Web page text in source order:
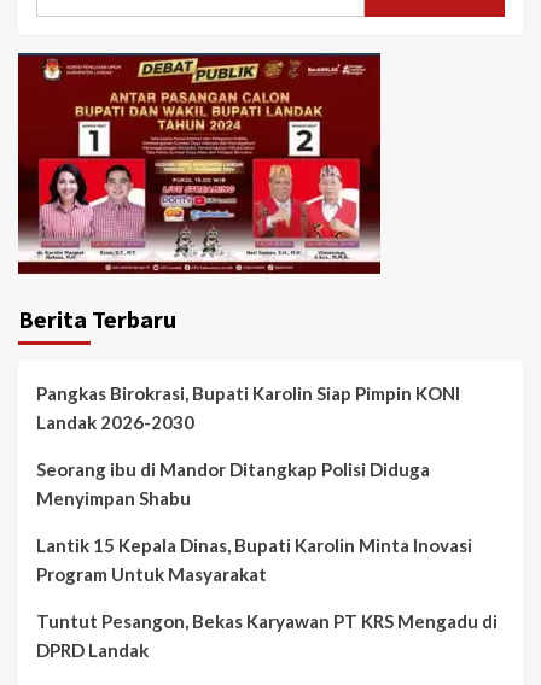
Berita Terbaru
Pangkas Birokrasi, Bupati Karolin Siap Pimpin KONI
Landak 2026-2030
Seorang ibu di Mandor Ditangkap Polisi Diduga
Menyimpan Shabu
Lantik 15 Kepala Dinas, Bupati Karolin Minta Inovasi
Program Untuk Masyarakat
Tuntut Pesangon, Bekas Karyawan PT KRS Mengadu di
DPRD Landak